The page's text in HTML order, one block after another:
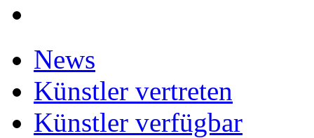
News
Künstler vertreten
Künstler verfügbar